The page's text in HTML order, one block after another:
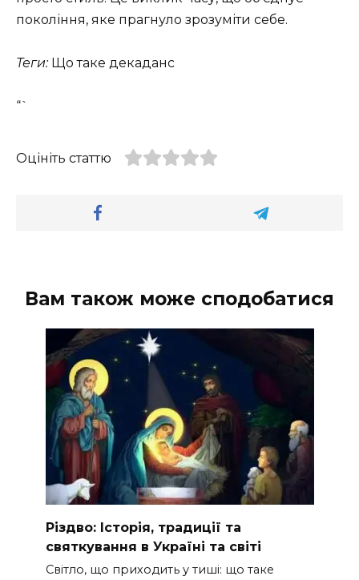
покоління, яке прагнуло зрозуміти себе.
Теги:Що таке декаданс
“`
Оцініть статтю
Вам також може сподобатися
Різдво: Історія, традиції та
святкування в Україні та світі
Світло, що приходить у тиші: що таке